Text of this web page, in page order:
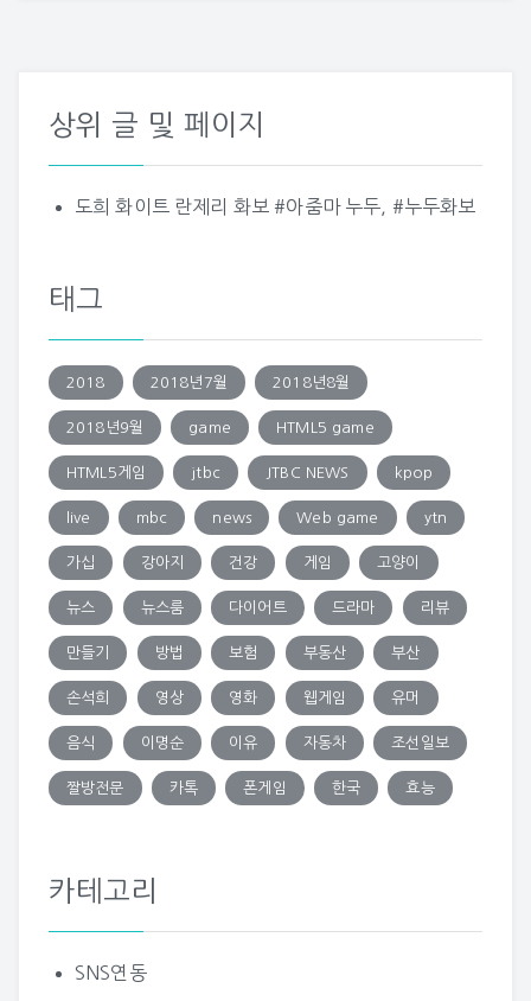
상위 글 및 페이지
도희 화이트 란제리 화보 #아줌마 누두, #누두화보
태그
2018 2018년7월 2018년8월
2018년9월 game HTML5 game
HTML5게임 jtbc JTBC NEWS kpop
live mbc news Web game ytn
가십 강아지 건강 게임 고양이
뉴스 뉴스룸 다이어트 드라마 리뷰
만들기 방법 보험 부동산 부산
손석희 영상 영화 웹게임 유머
음식 이명순 이유 자동차 조선일보
짤방전문 카톡 폰게임 한국 효능
카테고리
SNS연동